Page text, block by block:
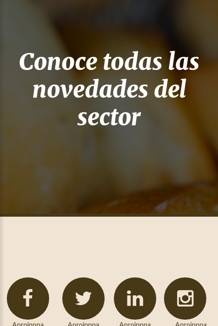
Conoce todas las
novedades del
sector